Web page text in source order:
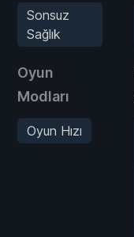
Sonsuz
Sağlık
Oyun
Modları
Oyun Hızı